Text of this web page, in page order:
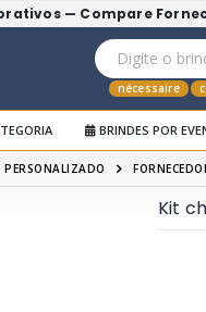
— Compare
nécessaire
BRINDES POR
PERSONALIZADO
Kit